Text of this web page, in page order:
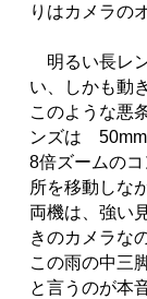
りはカメラの
明るい長レ
い、しかも動
このような悪
ンズは 50mm
8倍ズームの
所を移動しな
両機は、強い
きのカメラな
この雨の中三
と言うのが本